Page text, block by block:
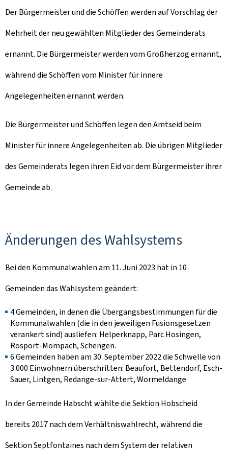
Der Bürgermeister und die Schöffen werden auf Vorschlag der
Mehrheit der neu gewählten Mitglieder des Gemeinderats
ernannt. Die Bürgermeister werden vom Großherzog ernannt,
während die Schöffen vom Minister für innere
Angelegenheiten ernannt werden.
Die Bürgermeister und Schöffen legen den Amtseid beim
Minister für innere Angelegenheiten ab. Die übrigen Mitglieder
des Gemeinderats legen ihren Eid vor dem Bürgermeister ihrer
Gemeinde ab.
Änderungen des Wahlsystems
Bei den Kommunalwahlen am 11. Juni 2023 hat in 10
Gemeinden das Wahlsystem geändert:
4 Gemeinden, in denen die Übergangsbestimmungen für die
Kommunalwahlen (die in den jeweiligen Fusionsgesetzen
verankert sind) ausliefen: Helperknapp, Parc Hosingen,
Rosport-Mompach, Schengen.
6 Gemeinden haben am 30. September 2022 die Schwelle von
3.000 Einwohnern überschritten: Beaufort, Bettendorf, Esch-
Sauer, Lintgen, Redange-sur-Attert, Wormeldange
In der Gemeinde Habscht wählte die Sektion Hobscheid
bereits 2017 nach dem Verhältniswahlrecht, während die
Sektion Septfontaines nach dem System der relativen